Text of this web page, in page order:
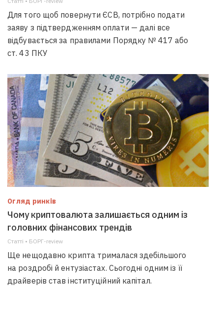
Для того щоб повернути ЄСВ, потрібно подати
заяву з підтвердженням оплати — далі все
відбувається за правилами Порядку № 417 або
ст. 43 ПКУ
Огляд ринків
Чому криптовалюта залишається одним із
головних фінансових трендів
Статті • БОРГ-review
Ще нещодавно крипта трималася здебільшого
на роздробі й ентузіастах. Сьогодні одним із її
драйверів став інституційний капітал.